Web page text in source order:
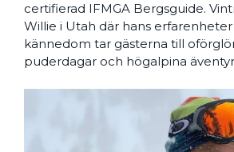
certifierad IFMGA Bergsguide.
Willie i Utah där hans
kännedom tar gästerna till
puderdagar och högalpina